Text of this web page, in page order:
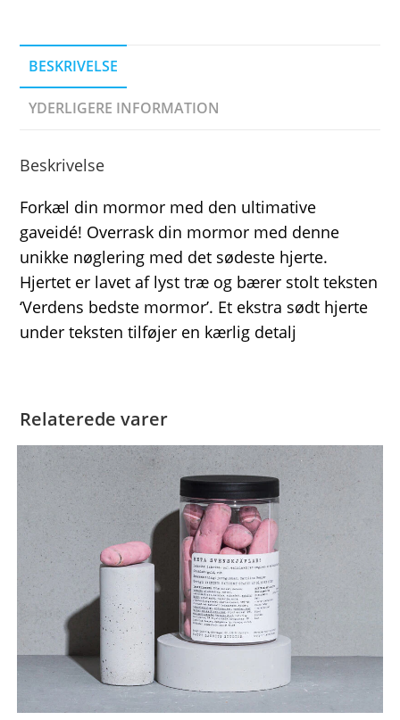
BESKRIVELSE
YDERLIGERE INFORMATION
Beskrivelse
Forkæl din mormor med den ultimative
gaveidé! Overrask din mormor med denne
unikke nøglering med det sødeste hjerte.
Hjertet er lavet af lyst træ og bærer stolt teksten
‘Verdens bedste mormor’. Et ekstra sødt hjerte
under teksten tilføjer en kærlig detalj
Relaterede varer